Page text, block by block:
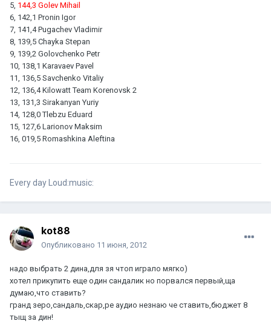
5, 144,3 Golev Mihail
6, 142,1 Pronin Igor
7, 141,4 Pugachev Vladimir
8, 139,5 Chayka Stepan
9, 139,2 Golovchenko Petr
10, 138,1 Karavaev Pavel
11, 136,5 Savchenko Vitaliy
12, 136,4 Kilowatt Team Korenovsk 2
13, 131,3 Sirakanyan Yuriy
14, 128,0 Tlebzu Eduard
15, 127,6 Larionov Maksim
16, 019,5 Romashkina Aleftina
Every day Loud:music:
kot88
Опубликовано 11 июня, 2012
надо выбрать 2 дина,для зя чтоп играло мягко)
хотел прикупить еще один сандалик но порвался первый,ща
думаю,что ставить?
гранд зеро,сандаль,скар,ре аудио незнаю че ставить,бюджет 8
тыщ за дин!